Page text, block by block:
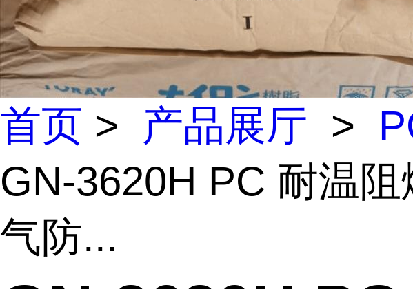
首页 > 产品展厅 >
GN-3620H PC 耐温阻
气防...